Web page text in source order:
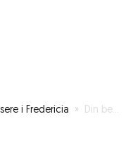
i Fredericia » Din bedste ven i fokus